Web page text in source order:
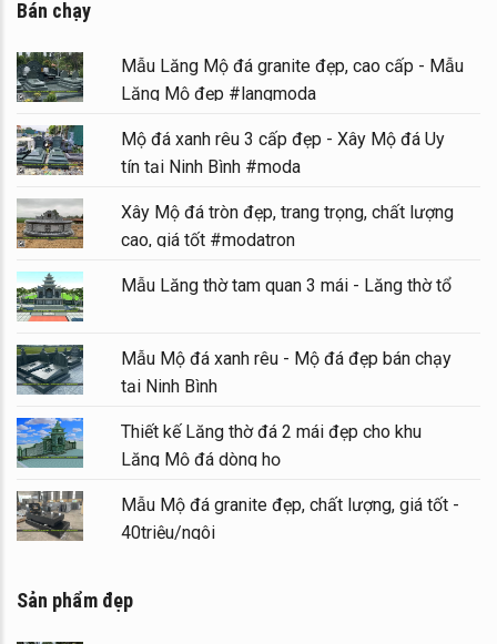
Bán chạy
Mẫu Lăng Mộ đá granite đẹp, cao cấp - Mẫu
Lăng Mộ đẹp #langmoda
Mộ đá xanh rêu 3 cấp đẹp - Xây Mộ đá Uy
tín tại Ninh Bình #moda
Xây Mộ đá tròn đẹp, trang trọng, chất lượng
cao, giá tốt #modatron
Mẫu Lăng thờ tam quan 3 mái - Lăng thờ tổ
Mẫu Mộ đá xanh rêu - Mộ đá đẹp bán chạy
tại Ninh Bình
Thiết kế Lăng thờ đá 2 mái đẹp cho khu
Lăng Mộ đá dòng họ
Mẫu Mộ đá granite đẹp, chất lượng, giá tốt -
40triệu/ngôi
Sản phẩm đẹp